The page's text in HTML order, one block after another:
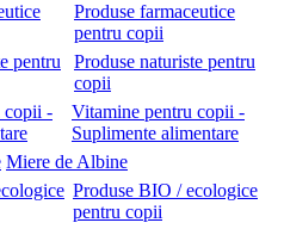
Produse farmaceutice
pentru copii
Produse naturiste pentru
copii
Vitamine pentru copii -
Suplimente alimentare
Miere de Albine
Produse BIO / ecologice
pentru copii